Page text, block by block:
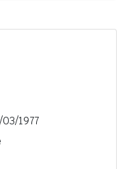
1977